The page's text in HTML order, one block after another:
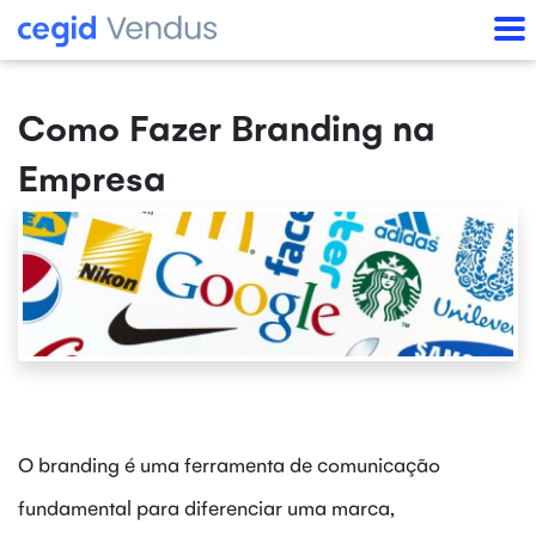
Como Fazer Branding na
Empresa
O branding é uma ferramenta de comunicação
fundamental para diferenciar uma marca,